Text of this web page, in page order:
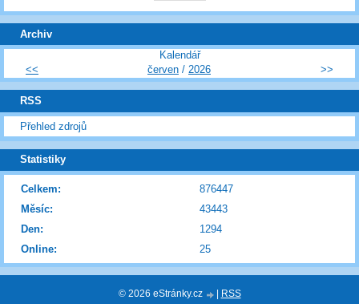
Archiv
Kalendář
<<
červen / 2026 >>
RSS
Přehled zdrojů
Statistiky
Online: 25
Celkem:
876447
Měsíc:
43443
Den:
1294
© 2026 eStránky.cz RSS